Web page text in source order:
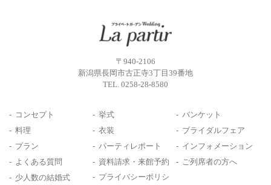
〒940-2106
新潟県長岡市古正寺3丁目39番地
TEL. 0258-28-8580
コンセプト 挙式
バンケット
料理
衣装
ブライダルフェア
プラン
パーティレポート
インフォメーション
よくある質問
資料請求・来館予約
ご列席者の方へ
少人数の結婚式
プライバシーポリシ